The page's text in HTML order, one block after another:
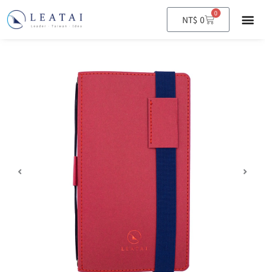
NT$ 0
0
購
物